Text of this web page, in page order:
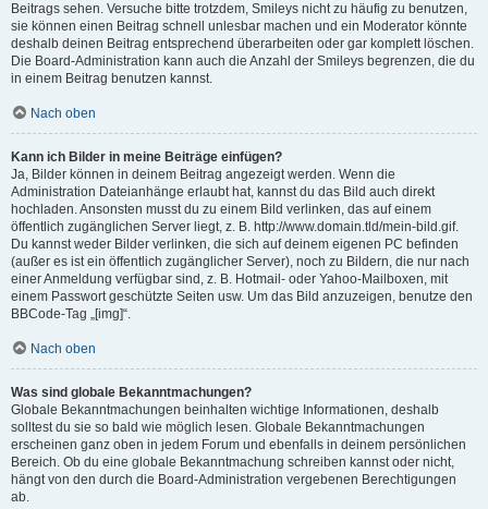
Beitrags sehen. Versuche bitte trotzdem, Smileys nicht zu häufig zu benutzen,
sie können einen Beitrag schnell unlesbar machen und ein Moderator könnte
deshalb deinen Beitrag entsprechend überarbeiten oder gar komplett löschen.
Die Board-Administration kann auch die Anzahl der Smileys begrenzen, die du
in einem Beitrag benutzen kannst.
Nach oben
Kann ich Bilder in meine Beiträge einfügen?
Ja, Bilder können in deinem Beitrag angezeigt werden. Wenn die
Administration Dateianhänge erlaubt hat, kannst du das Bild auch direkt
hochladen. Ansonsten musst du zu einem Bild verlinken, das auf einem
öffentlich zugänglichen Server liegt, z. B. http://www.domain.tld/mein-bild.gif.
Du kannst weder Bilder verlinken, die sich auf deinem eigenen PC befinden
(außer es ist ein öffentlich zugänglicher Server), noch zu Bildern, die nur nach
einer Anmeldung verfügbar sind, z. B. Hotmail- oder Yahoo-Mailboxen, mit
einem Passwort geschützte Seiten usw. Um das Bild anzuzeigen, benutze den
BBCode-Tag „[img]“.
Nach oben
Was sind globale Bekanntmachungen?
Globale Bekanntmachungen beinhalten wichtige Informationen, deshalb
solltest du sie so bald wie möglich lesen. Globale Bekanntmachungen
erscheinen ganz oben in jedem Forum und ebenfalls in deinem persönlichen
Bereich. Ob du eine globale Bekanntmachung schreiben kannst oder nicht,
hängt von den durch die Board-Administration vergebenen Berechtigungen
ab.